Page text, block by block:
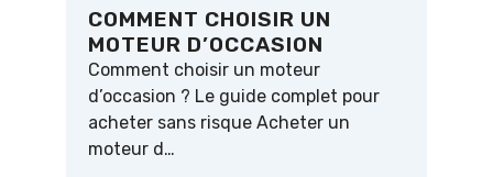
COMMENT CHOISIR UN
MOTEUR D’OCCASION
Comment choisir un moteur
d’occasion ? Le guide complet pour
acheter sans risque Acheter un
moteur d…